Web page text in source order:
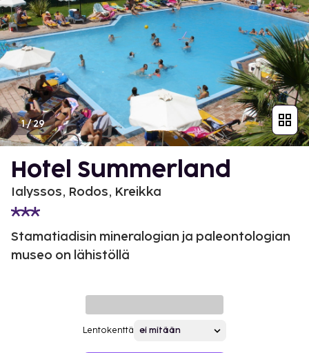
1/29
Hotel Summerland
Ialyssos, Rodos, Kreikka
Stamatiadisin mineralogian ja paleontologian
museo on lähistöllä
Lentokenttä